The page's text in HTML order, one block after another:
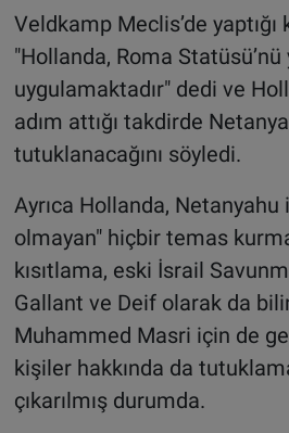
Veldkamp Meclis’de yaptığı
"Hollanda, Roma Statüsü’nü
uygulamaktadır" dedi ve
adım attığı takdirde
tutuklanacağını söyledi.
Ayrıca Hollanda, Netanyahu
olmayan" hiçbir temas
kısıtlama, eski İsrail
Gallant ve Deif olarak da
Muhammed Masri için de
kişiler hakkında da
çıkarılmış durumda.